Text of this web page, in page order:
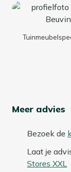
Meer advies
Bezoek de
Laat je
Stores XXL